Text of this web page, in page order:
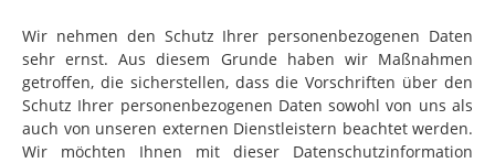
Wir nehmen den Schutz Ihrer personenbezogenen Daten
sehr ernst. Aus diesem Grunde haben wir Maßnahmen
getroffen, die sicherstellen, dass die Vorschriften über den
Schutz Ihrer personenbezogenen Daten sowohl von uns als
auch von unseren externen Dienstleistern beachtet werden.
Wir möchten Ihnen mit dieser Datenschutzinformation